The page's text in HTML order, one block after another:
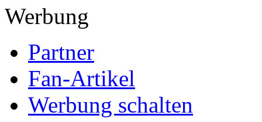
Werbung
Partner
Fan-Artikel
Werbung schalten